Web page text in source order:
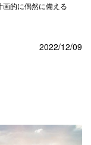
画的に偶然に備える
2022/12/09